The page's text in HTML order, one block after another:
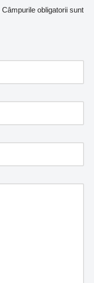
Câmpurile obligatorii sunt